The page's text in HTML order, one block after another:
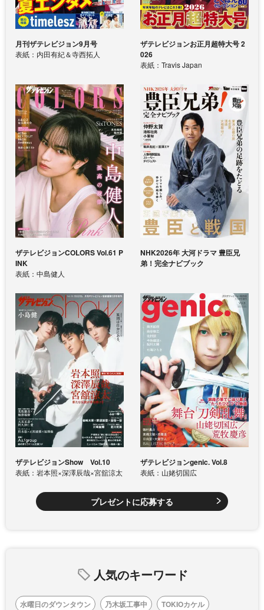
月刊ザテレビジョン9月号
表紙：内田有紀＆寺西拓人
ザテレビジョンお正月超特大号 2
026
表紙：Travis Japan
ザテレビジョンCOLORS Vol.61 P
INK
表紙：中島健人
NHK2026年 大河ドラマ 豊臣兄
弟！完全ナビブック
ザテレビジョンShow Vol.10
表紙：岩本照×深澤辰哉×宮舘涼太
ザテレビジョンgenic. Vol.8
表紙：山姥切国広
プレゼントに応募する
人気のキーワード
水曜日のダウンタウン 乃木坂工事中
TOKIOカケル